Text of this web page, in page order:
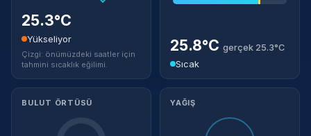
25.3°C
Yükseliyor
Çizgi: önümüzdeki saatler için
tahmini sıcaklık eğilimi.
25.8°C gerçek 25.3°C
Sıcak
BULUT ÖRTÜSÜ YAĞIŞ